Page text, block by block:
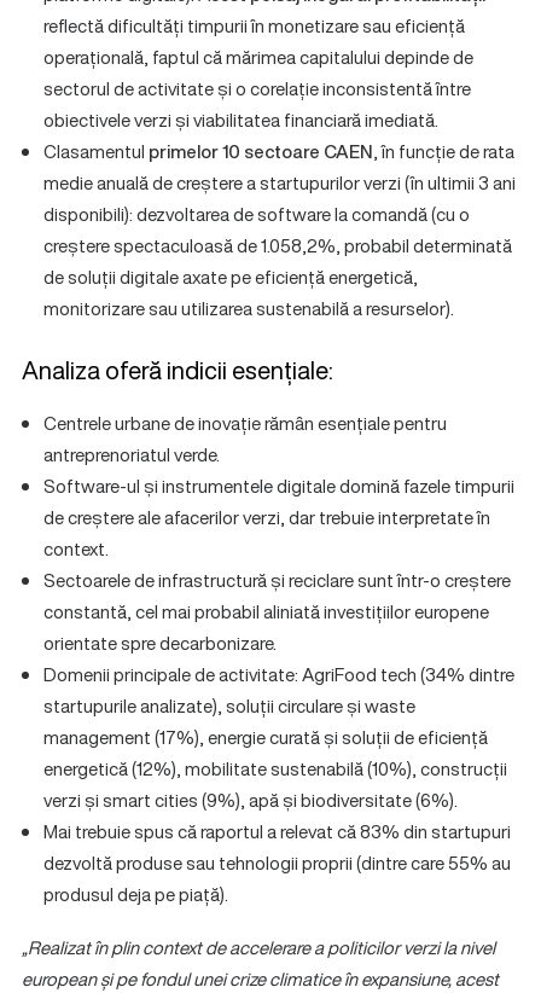
reflectă dificultăți timpurii în monetizare sau eficiență
operațională, faptul că mărimea capitalului depinde de
sectorul de activitate și o corelație inconsistentă între
obiectivele verzi și viabilitatea financiară imediată.
Clasamentul primelor 10 sectoare CAEN, în funcție de rata
medie anuală de creștere a startupurilor verzi (în ultimii 3 ani
disponibili): dezvoltarea de software la comandă (cu o
creștere spectaculoasă de 1.058,2%, probabil determinată
de soluții digitale axate pe eficiență energetică,
monitorizare sau utilizarea sustenabilă a resurselor).
Analiza oferă indicii esențiale:
Centrele urbane de inovație rămân esențiale pentru
antreprenoriatul verde.
Software-ul și instrumentele digitale domină fazele timpurii
de creștere ale afacerilor verzi, dar trebuie interpretate în
context.
Sectoarele de infrastructură și reciclare sunt într-o creștere
constantă, cel mai probabil aliniată investițiilor europene
orientate spre decarbonizare.
Domenii principale de activitate: AgriFood tech (34% dintre
startupurile analizate), soluții circulare și waste
management (17%), energie curată și soluții de eficiență
energetică (12%), mobilitate sustenabilă (10%), construcții
verzi și smart cities (9%), apă și biodiversitate (6%).
Mai trebuie spus că raportul a relevat că 83% din startupuri
dezvoltă produse sau tehnologii proprii (dintre care 55% au
produsul deja pe piață).
„Realizat în plin context de accelerare a politicilor verzi la nivel
european și pe fondul unei crize climatice în expansiune, acest